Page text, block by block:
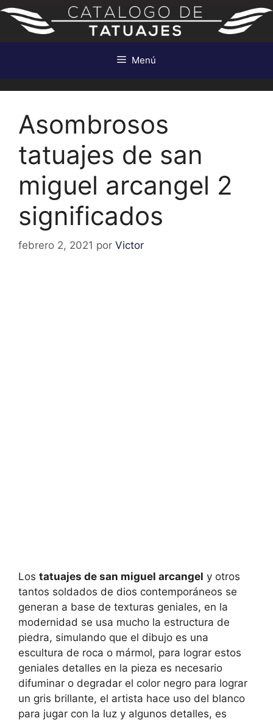
Saltar
contenido
Menú
Asombrosos
tatuajes de san
miguel arcangel 2
significados
febrero 2, 2021 por Victor
Los tatuajes de san miguel arcangel y otros
tantos soldados de dios contemporáneos se
generan a base de texturas geniales, en la
modernidad se usa mucho la estructura de
piedra, simulando que el dibujo es una
escultura de roca o mármol, para lograr estos
geniales detalles en la pieza es necesario
difuminar o degradar el color negro para lograr
un gris brillante, el artista hace uso del blanco
para jugar con la luz y algunos detalles, es